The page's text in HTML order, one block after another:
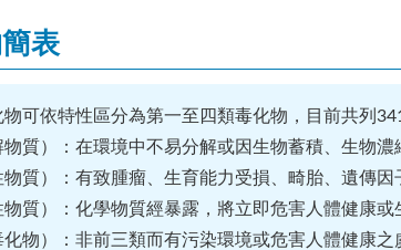
表
可依特性區分為第一至四類毒化物，目前共列
質）：在環境中不易分解或因生物蓄積、生物
質）：有致腫瘤、生育能力受損、畸胎、遺傳因
質）：化學物質經暴露，將立即危害人體健康或
物）：非前三類而有污染環境或危害人體健康之